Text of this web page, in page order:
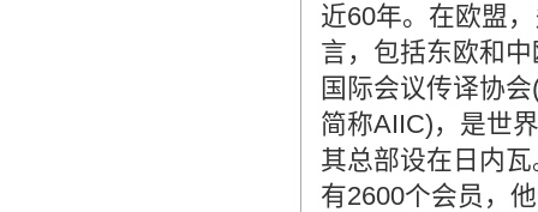
近60年。在欧盟
言，包括东欧和
国际会议传译协
简称AIIC)，是世
其总部设在日内
有2600个会员，